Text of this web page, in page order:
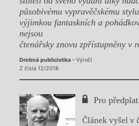
působivému vypravěčskému
výjimkou fantaskních a
nejsou
čtenářsky znovu zpřístupněny v
Drobná publicistika– Výročí
Z čísla 12/2018
Pro
Článek vyšel v